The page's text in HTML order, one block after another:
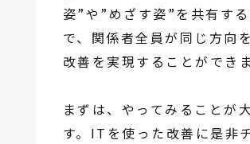
姿”や”めざす姿”を共有する
で、関係者全員が同じ方向
改善を実現することができま
まずは、やってみることが
す。ITを使った改善に是非